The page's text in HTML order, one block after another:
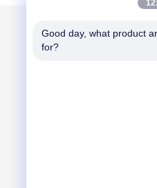
Scrivici
Good day, what product
for?